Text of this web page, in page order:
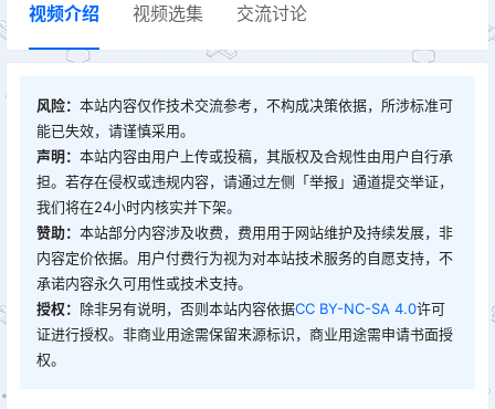
视频介绍 视频选集 交流讨论
风险： 本站内容仅作技术交流参考，不构成决策依据，所涉标准可
能已失效，请谨慎采用。
声明： 本站内容由用户上传或投稿，其版权及合规性由用户自行承
担。若存在侵权或违规内容，请通过左侧「举报」通道提交举证，
我们将在24小时内核实并下架。
赞助： 本站部分内容涉及收费，费用用于网站维护及持续发展，非
内容定价依据。用户付费行为视为对本站技术服务的自愿支持，不
承诺内容永久可用性或技术支持。
授权： 除非另有说明，否则本站内容依据CC BY-NC-SA 4.0许可
证进行授权。非商业用途需保留来源标识，商业用途需申请书面授
权。